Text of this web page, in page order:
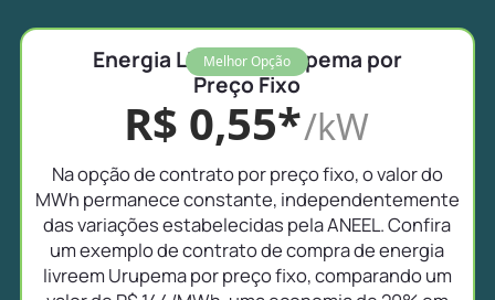
Melhor Opção
Energia Livre em Urupema por
Preço Fixo
R$ 0,55*/kW
Na opção de contrato por preço fixo, o valor do
MWh permanece constante, independentemente
das variações estabelecidas pela ANEEL. Confira
um exemplo de contrato de compra de energia
livreem Urupema por preço fixo, comparando um